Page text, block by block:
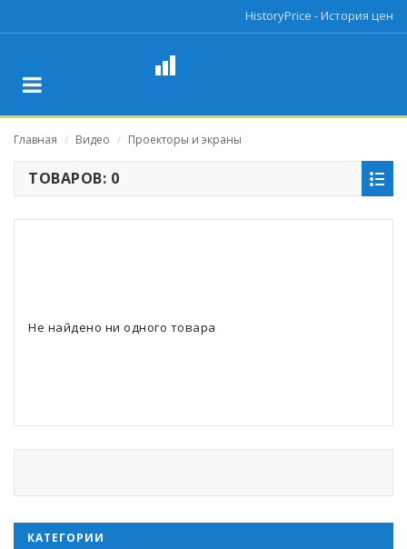
HistoryPrice - История цен
Главная / Видео / Проекторы и экраны
ТОВАРОВ: 0
Не найдено ни одного товара
КАТЕГОРИИ